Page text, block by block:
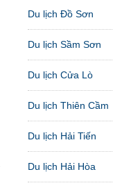
Du lịch Đồ Sơn
Du lịch Sầm Sơn
Du lịch Cửa Lò
Du lịch Thiên Cầm
Du lịch Hải Tiến
Du lịch Hải Hòa